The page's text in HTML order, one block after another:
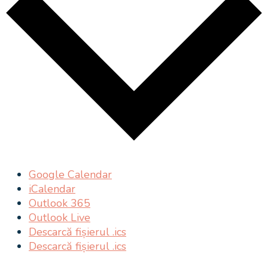
Google Calendar
iCalendar
Outlook 365
Outlook Live
Descarcă fișierul .ics
Descarcă fișierul .ics